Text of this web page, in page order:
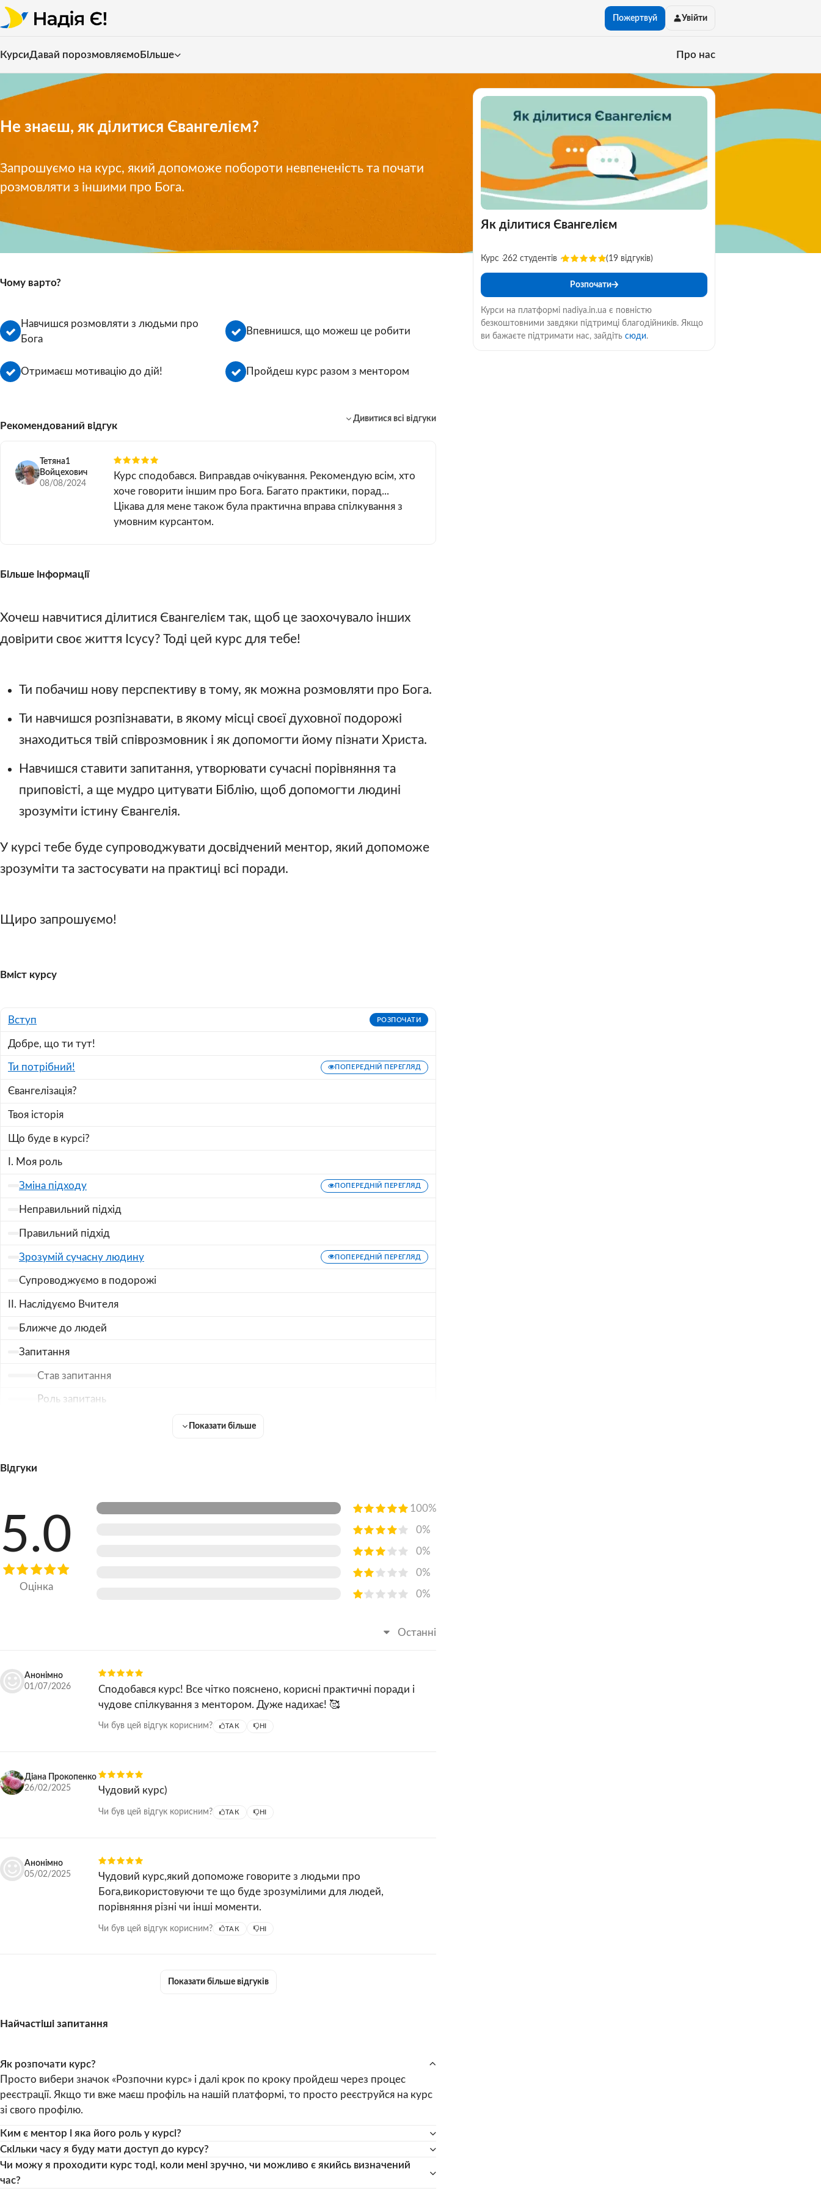
Пожертвуй Увійти
КурсиДавай порозмовляємо Більше Про нас
Не знаєш, як ділитися Євангелієм?
Запрошуємо на курс, який допоможе побороти невпененість та почати
розмовляти з іншими про Бога.
Як ділитися Євангелієм
Курс 262 студентів (19 відгуків)
Розпочати
Курси на платформі nadiya.in.ua є повністю
безкоштовними завдяки підтримці благодійників. Якщо
ви бажаєте підтримати нас, зайдіть сюди.
Чому варто?
Навчишся розмовляти з людьми про
Бога
Впевнишся, що можеш це робити
Отримаєш мотивацію до дій! Пройдеш курс разом з ментором
Рекомендований відгук
Дивитися всі відгуки
Тетяна1
Войцехович
08/08/2024
Курс сподобався. Виправдав очікування. Рекомендую всім, хто
хоче говорити іншим про Бога. Багато практики, порад...
Цікава для мене також була практична вправа спілкування з
умовним курсантом.
Більше інформації
Хочеш навчитися ділитися Євангелієм так, щоб це заохочувало інших
довірити своє життя Ісусу? Тоді цей курс для тебе!
Ти побачиш нову перспективу в тому, як можна розмовляти про Бога.
Ти навчишся розпізнавати, в якому місці своєї духовної подорожі
знаходиться твій співрозмовник і як допомогти йому пізнати Христа.
Навчишся ставити запитання, утворювати сучасні порівняння та
приповісті, а ще мудро цитувати Біблію, щоб допомогти людині
зрозуміти істину Євангелія.
У курсі тебе буде супроводжувати досвідчений ментор, який допоможе
зрозуміти та застосувати на практиці всі поради.
Щиро запрошуємо!
Вміст курсу
Вступ РОЗПОЧАТИ
Добре, що ти тут!
Ти потрібний! ПОПЕРЕДНІЙ ПЕРЕГЛЯД
Євангелізація?
Твоя історія
Що буде в курсі?
I. Моя роль
Зміна підходу ПОПЕРЕДНІЙ ПЕРЕГЛЯД
Неправильний підхід
Правильний підхід
Зрозумій сучасну людину ПОПЕРЕДНІЙ ПЕРЕГЛЯД
Супроводжуємо в подорожі
II. Наслідуємо Вчителя
Ближче до людей
Запитання
Став запитання
Роль запитань
Вправа 1
Святе Письмо
Цитування Біблії
Невірний спосіб цитування Біблії
Вправа 2
III. Як вести до мети?
Пізнай співрозмовника
Знайди спільну точку
Допоможи подолати перешкоду
Допоможи зрозуміти Добру Новину
V. Вітаємо!
Ще одна важлива річ!
Розкажи іншим:-)
Дякуємо!
Показати більше
Відгуки
5.0
Оцінка
100%
0%
0%
0%
0%
Останні
Анонімно
01/07/2026
Сподобався курс! Все чітко пояснено, корисні практичні поради і
чудове спілкування з ментором. Дуже надихає! 🥰
Чи був цей відгук корисним? ТАК НІ
Діана Прокопенко
26/02/2025
Чудовий курс)
Чи був цей відгук корисним? ТАК НІ
Анонімно
05/02/2025
Чудовий курс,який допоможе говорите з людьми про
Бога,використовуючи те що буде зрозумілими для людей,
порівняння різні чи інші моменти.
Чи був цей відгук корисним? ТАК НІ
Показати більше відгуків
Найчастіші запитання
Як розпочати курс?
Просто вибери значок «Розпочни курс» і далі крок по кроку пройдеш через процес
реєстрації. Якщо ти вже маєш профіль на нашій платформі, то просто реєструйся на курс
зі свого профілю.
Ким є ментор і яка його роль у курсі?
Скільки часу я буду мати доступ до курсу?
Чи можу я проходити курс тоді, коли мені зручно, чи можливо є якийсь визначений
час?